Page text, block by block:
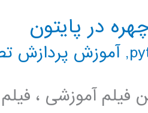
در پایتون
,آموزش پردازش
فیلم آموزشی ،